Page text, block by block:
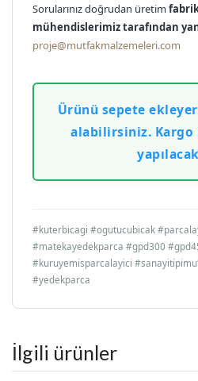
Sorularınız doğrudan üretim
mühendislerimiz tarafından
proje@mutfakmalzemeleri.com
Ürünü sepete
alabilirsiniz.
#kuterbicagi #ogutucubicak
#matekayedekparca #gpd300
#kuruyemisparcalayici
#yedekparca
İlgili ürünler